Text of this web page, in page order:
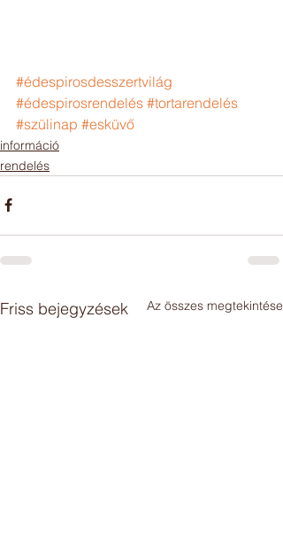
#édespirosdesszertvilág
#édespirosrendelés #tortarendelés
#szülinap #esküvő
információ
rendelés
Friss bejegyzések Az összes megtekintése